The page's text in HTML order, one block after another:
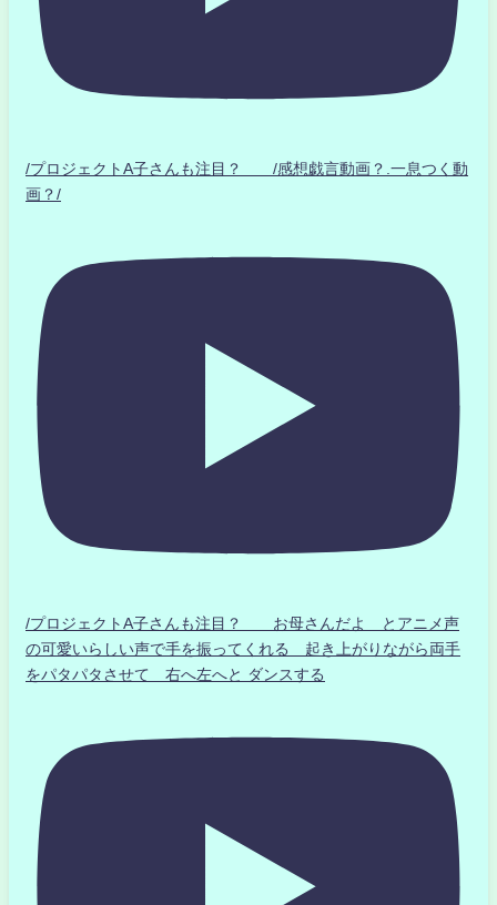
/プロジェクトA子さんも注目？ /感想戯言動画？.一息つく動
画？/
/プロジェクトA子さんも注目？ お母さんだよ とアニメ声
の可愛いらしい声で手を振ってくれる 起き上がりながら両手
をパタパタさせて 右へ左へと ダンスする